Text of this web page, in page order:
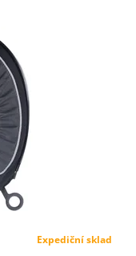
Expediční sklad